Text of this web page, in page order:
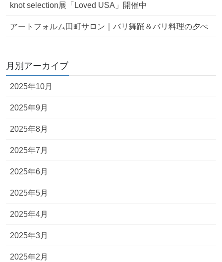
knot selection展「Loved USA」開催中
アートフォルム田町サロン｜バリ舞踊＆バリ料理の夕べ
月別アーカイブ
2025年10月
2025年9月
2025年8月
2025年7月
2025年6月
2025年5月
2025年4月
2025年3月
2025年2月